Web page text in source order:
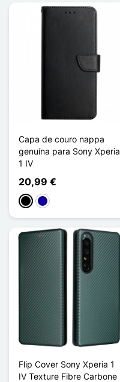
Capa de couro nappa
genuína para Sony Xperia
1 IV
20,99 €
PretoAzul Escuro
Flip Cover Sony Xperia 1
IV Texture Fibre Carbone